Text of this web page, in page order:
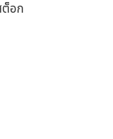
ต็อก